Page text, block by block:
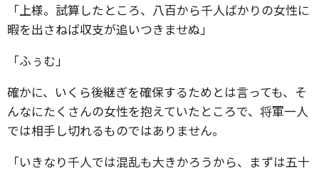
「上様。試算したところ、八百から千人ばかりの女性に
暇を出さねば収支が追いつきませぬ」
「ふぅむ」
確かに、いくら後継ぎを確保するためとは言っても、そ
んなにたくさんの女性を抱えていたところで、将軍一人
では相手し切れるものではありません。
「いきなり千人では混乱も大きかろうから、まずは五十